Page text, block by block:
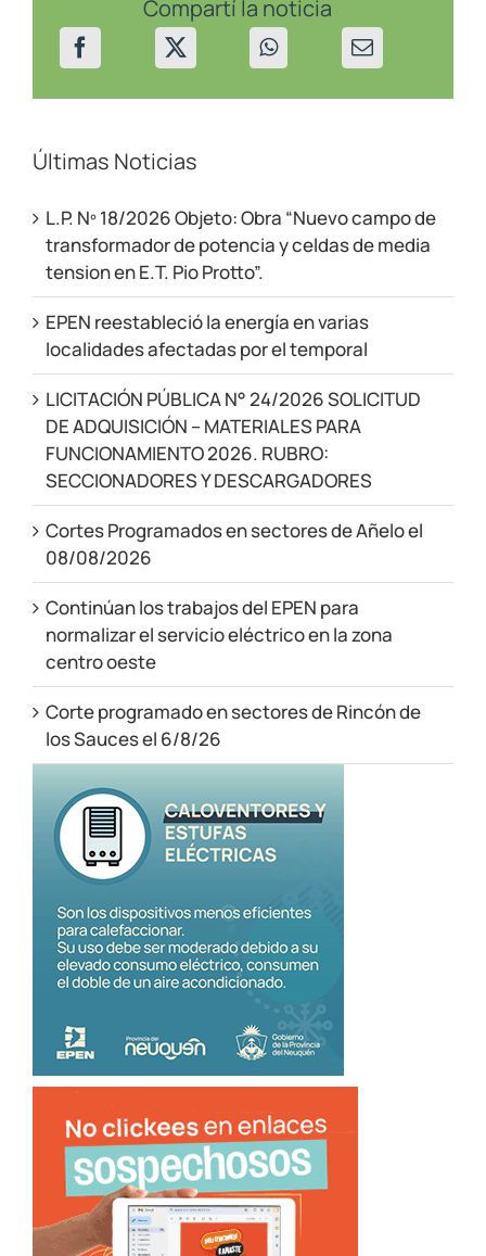
Compartí la noticia
Últimas Noticias
L.P. Nº 18/2026 Objeto: Obra “Nuevo campo de
transformador de potencia y celdas de media
tension en E.T. Pio Protto”.
EPEN reestableció la energía en varias
localidades afectadas por el temporal
LICITACIÓN PÚBLICA N° 24/2026 SOLICITUD
DE ADQUISICIÓN – MATERIALES PARA
FUNCIONAMIENTO 2026. RUBRO:
SECCIONADORES Y DESCARGADORES
Cortes Programados en sectores de Añelo el
08/08/2026
Continúan los trabajos del EPEN para
normalizar el servicio eléctrico en la zona
centro oeste
Corte programado en sectores de Rincón de
los Sauces el 6/8/26